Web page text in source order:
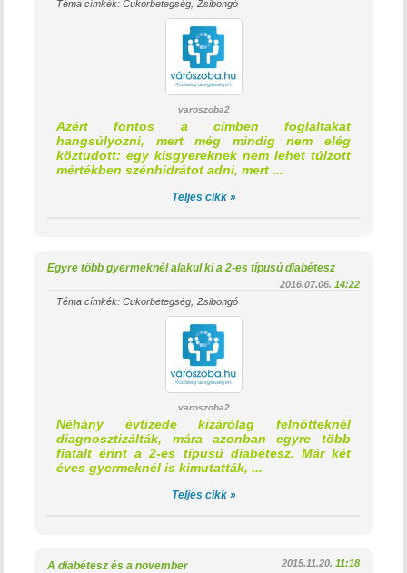
Téma címkék: Cukorbetegség Zsibongó
varoszoba2
Azért fontos a címben foglaltakat
hangsúlyozni, mert még mindig nem elég
köztudott: egy kisgyereknek nem lehet túlzott
mértékben szénhidrátot adni, mert ...
Teljes cikk »
Egyre több gyermeknél alakul ki a 2-es típusú diabétesz
2016.07.06. 14:22
Téma címkék: Cukorbetegség Zsibongó
varoszoba2
Néhány évtizede kizárólag felnőtteknél
diagnosztizálták, mára azonban egyre több
fiatalt érint a 2-es típusú diabétesz. Már két
éves gyermeknél is kimutatták, ...
Teljes cikk »
A diabétesz és a november 2015.11.20. 11:18